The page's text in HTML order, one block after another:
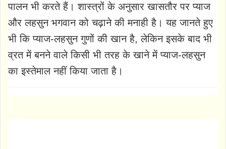
पालन भी करते हैं। शास्त्रों के अनुसार खासतौर पर प्याज
और लहसुन भगवान को चढ़ाने की मनाही है। यह जानते हुए
भी कि प्याज-लहसुन गुणों की खान है, लेकिन इसके बाद भी
व्रत में बनने वाले किसी भी तरह के खाने में प्याज-लहसुन
का इस्तेमाल नहीं किया जाता है।